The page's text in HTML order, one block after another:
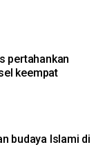
pertahankan
keempat
budaya Islami di